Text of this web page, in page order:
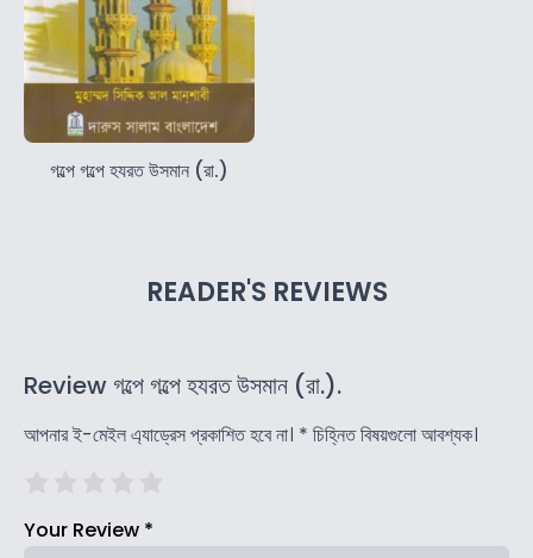
গল্পে গল্পে হযরত উসমান (রা.)
READER'S REVIEWS
Review গল্পে গল্পে হযরত উসমান (রা.).
আপনার ই-মেইল এ্যাড্রেস প্রকাশিত হবে না। * চিহ্নিত বিষয়গুলো আবশ্যক।
Your Review *